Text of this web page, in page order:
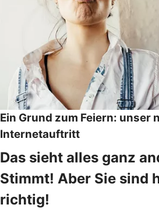
Ein Grund zum Feiern: unser
Internetauftritt
Das sieht alles ganz
Stimmt! Aber Sie sind
richtig!